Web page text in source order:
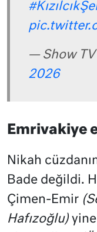
— Show TV
2026
Emrivakiye
Nikah
Bade değildi.
Çimen-Emir
Hafızoğlu)